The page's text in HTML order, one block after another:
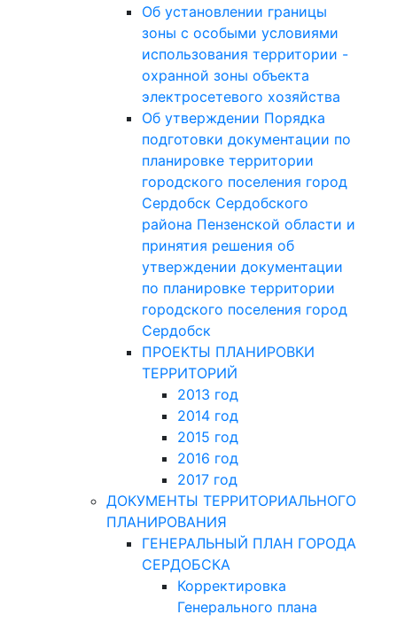
Об установлении границы
зоны с особыми условиями
использования территории -
охранной зоны объекта
электросетевого хозяйства
Об утверждении Порядка
подготовки документации по
планировке территории
городского поселения город
Сердобск Сердобского
района Пензенской области и
принятия решения об
утверждении документации
по планировке территории
городского поселения город
Сердобск
ПРОЕКТЫ ПЛАНИРОВКИ
ТЕРРИТОРИЙ
2013 год
2014 год
2015 год
2016 год
2017 год
ДОКУМЕНТЫ ТЕРРИТОРИАЛЬНОГО
ПЛАНИРОВАНИЯ
ГЕНЕРАЛЬНЫЙ ПЛАН ГОРОДА
СЕРДОБСКА
Корректировка
Генерального плана